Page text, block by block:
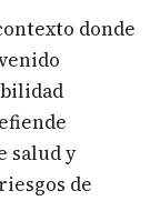
donde
salud y
de